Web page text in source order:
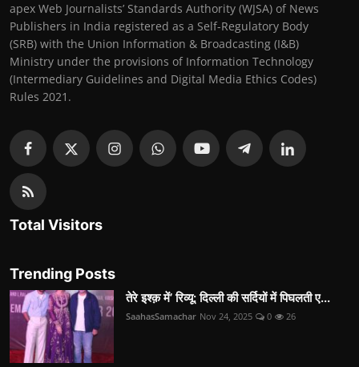
apex Web Journalists’ Standards Authority (WJSA) of News
Publishers in India registered as a Self-Regulatory Body
(SRB) with the Union Information & Broadcasting (I&B)
Ministry under the provisions of Information Technology
(Intermediary Guidelines and Digital Media Ethics Codes)
Rules 2021.
Total Visitors
Trending Posts
तेरे इश्क़ में’ रिव्यू: दिल्ली की सर्दियों में पिघलती ए...
SaahasSamachar Nov 24, 2025 0 26